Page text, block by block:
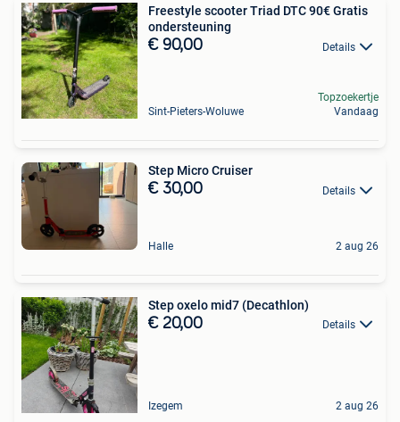
Freestyle scooter Triad DTC 90€ Gratis
ondersteuning
€ 90,00 Details
Sint-Pieters-Woluwe
Topzoekertje
Vandaag
Step Micro Cruiser
€ 30,00 Details
Halle 2 aug 26
Step oxelo mid7 (Decathlon)
€ 20,00 Details
Izegem 2 aug 26